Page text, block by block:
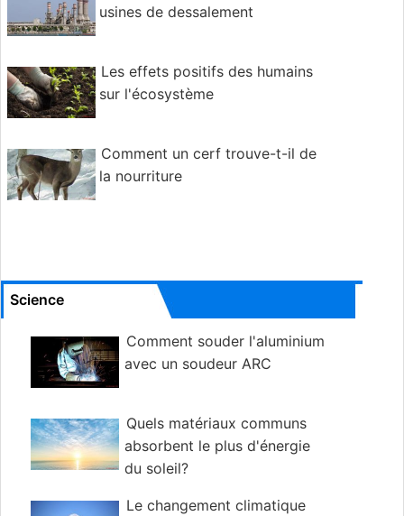
usines de dessalement
Les effets positifs des humains
sur l'écosystème
Comment un cerf trouve-t-il de
la nourriture
Science
Comment souder l'aluminium
avec un soudeur ARC
Quels matériaux communs
absorbent le plus d'énergie
du soleil?
Le changement climatique